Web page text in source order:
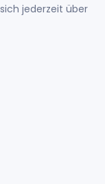
jederzeit über